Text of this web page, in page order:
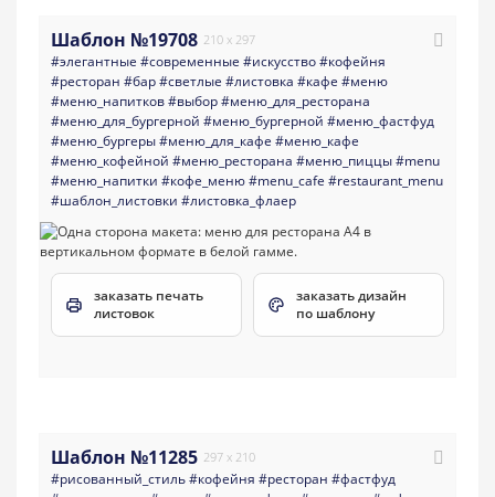
Шаблон №19708 210 x 297
#элегантные #современные #искусство#кофейня
#ресторан #бар#светлые #листовка #кафе #меню
#меню_напитков#выбор#меню_для_ресторана
#меню_для_бургерной #меню_бургерной #меню_фастфуд
#меню_бургеры#меню_для_кафе #меню_кафе
#меню_кофейной #меню_ресторана #меню_пиццы#menu
#меню_напитки #кофе_меню#menu_cafe #restaurant_menu
#шаблон_листовки #листовка_флаер
заказать печать
листовок
заказать дизайн
по шаблону
Шаблон №11285 297 x 210
#рисованный_стиль#кофейня #ресторан #фастфуд